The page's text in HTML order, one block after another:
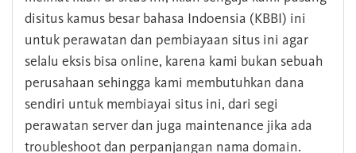
disitus kamus besar bahasa Indoensia (KBBI) ini
untuk perawatan dan pembiayaan situs ini agar
selalu eksis bisa online, karena kami bukan sebuah
perusahaan sehingga kami membutuhkan dana
sendiri untuk membiayai situs ini, dari segi
perawatan server dan juga maintenance jika ada
troubleshoot dan perpanjangan nama domain.